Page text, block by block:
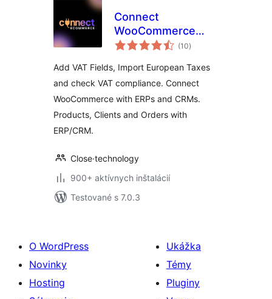
Connect
WooCommerce
Shop to ERP/CRM,
EU/VAT Compliance
(10celkové
hodnotenie
)
Add VAT Fields, Import European Taxes
and check VAT compliance. Connect
WooCommerce with ERPs and CRMs.
Products, Clients and Orders with
ERP/CRM.
Close·technology
900+ aktívnych inštalácií
Testované s 7.0.3
O WordPress
Novinky
Hosting
Ukážka
Témy
Pluginy